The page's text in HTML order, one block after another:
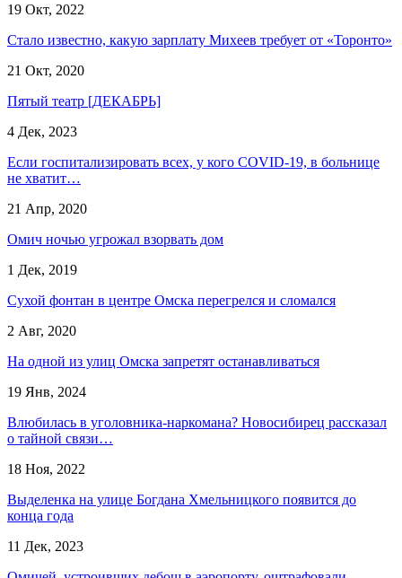
19 Окт, 2022
Стало известно, какую зарплату Михеев требует от «Торонто»
21 Окт, 2020
Пятый театр [ДЕКАБРЬ]
4 Дек, 2023
Если госпитализировать всех, у кого COVID-19, в больнице
не хватит…
21 Апр, 2020
Омич ночью угрожал взорвать дом
1 Дек, 2019
Сухой фонтан в центре Омска перегрелся и сломался
2 Авг, 2020
На одной из улиц Омска запретят останавливаться
19 Янв, 2024
Влюбилась в уголовника-наркомана? Новосибирец рассказал
о тайной связи…
18 Ноя, 2022
Выделенка на улице Богдана Хмельницкого появится до
конца года
11 Дек, 2023